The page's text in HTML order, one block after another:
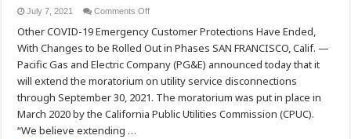
July 7, 2021 Comments Offon
Customers
Connected:
Suspension
Energy
Service
Disconnections
Extended
to
September
Other COVID-19 Emergency Customer Protections Have Ended,
With Changes to be Rolled Out in Phases SAN FRANCISCO, Calif. —
Pacific Gas and Electric Company (PG&E) announced today that it
will extend the moratorium on utility service disconnections
through September 30, 2021. The moratorium was put in place in
March 2020 by the California Public Utilities Commission (CPUC).
“We believe extending …